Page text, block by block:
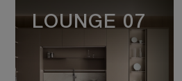
LOUNGE 07